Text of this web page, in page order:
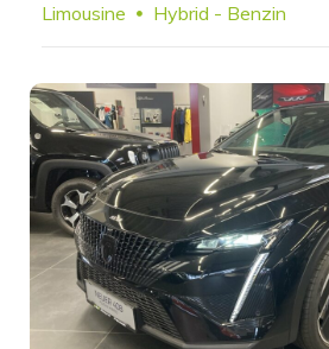
Limousine Hybrid - Benzin